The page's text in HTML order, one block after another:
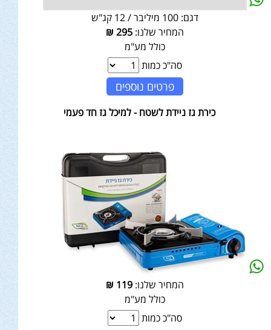
דגם: 100 מיליבר / 12 קג"ש
המחיר שלנו:295
₪
כולל מע"מ
סה"כ כמות
פרטים נוספים
כירת גז ניידת לשטח - למיכל גז חד פעמי
המחיר שלנו:119
₪
כולל מע"מ
סה"כ כמות